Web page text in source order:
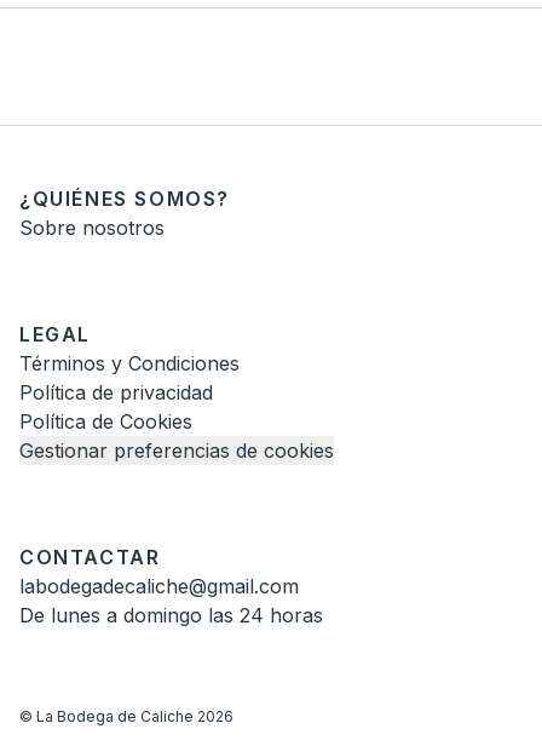
¿QUIÉNES SOMOS?
Sobre nosotros
LEGAL
Términos y Condiciones
Política de privacidad
Política de Cookies
Gestionar preferencias de cookies
CONTACTAR
labodegadecaliche@gmail.com
De lunes a domingo las 24 horas
© La Bodega de Caliche 2026